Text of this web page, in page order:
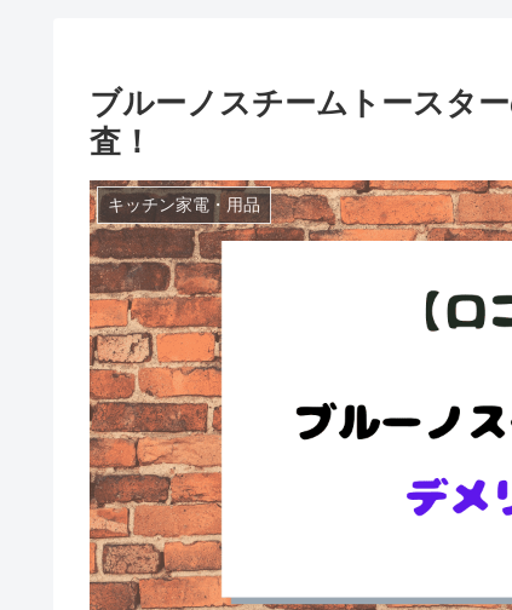
ブルーノスチームトースタ
査！
キッチン家電・用品